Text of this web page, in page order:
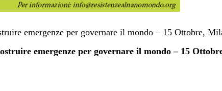
emergenze per governare il mondo – 15 Ottobre,
emergenze per governare il mondo – 15